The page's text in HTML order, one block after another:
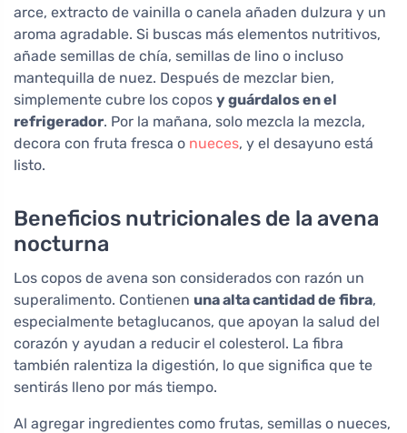
arce, extracto de vainilla o canela añaden dulzura y un
aroma agradable. Si buscas más elementos nutritivos,
añade semillas de chía, semillas de lino o incluso
mantequilla de nuez. Después de mezclar bien,
simplemente cubre los copos y guárdalos en el
refrigerador. Por la mañana, solo mezcla la mezcla,
decora con fruta fresca o nueces, y el desayuno está
listo.
Beneficios nutricionales de la avena
nocturna
Los copos de avena son considerados con razón un
superalimento. Contienen una alta cantidad de fibra,
especialmente betaglucanos, que apoyan la salud del
corazón y ayudan a reducir el colesterol. La fibra
también ralentiza la digestión, lo que significa que te
sentirás lleno por más tiempo.
Al agregar ingredientes como frutas, semillas o nueces,